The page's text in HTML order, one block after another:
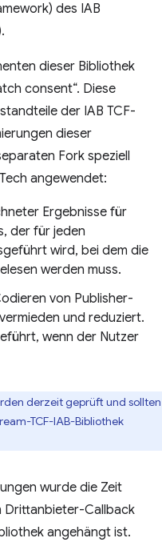
des IAB
dieser Bibliothek
consent“. Diese
der IAB TCF-
dieser
Fork speziell
angewendet:
Ergebnisse für
der für jeden
wird, bei dem die
werden muss.
von Publisher-
und reduziert.
wenn der Nutzer
derzeit geprüft und sollten
TCF-IAB-Bibliothek
wurde die Zeit
Drittanbieter-Callback
angehängt ist.